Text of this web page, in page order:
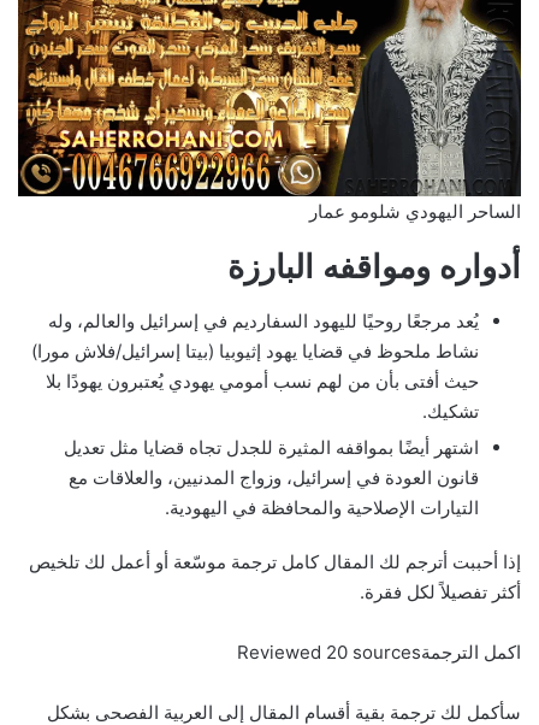
الساحر اليهودي شلومو عمار
أدواره ومواقفه البارزة
يُعد مرجعًا روحيًا لليهود السفارديم في إسرائيل والعالم، وله
نشاط ملحوظ في قضايا يهود إثيوبيا (بيتا إسرائيل/فلاش مورا)
حيث أفتى بأن من لهم نسب أمومي يهودي يُعتبرون يهودًا بلا
تشكيك.
اشتهر أيضًا بمواقفه المثيرة للجدل تجاه قضايا مثل تعديل
قانون العودة في إسرائيل، وزواج المدنيين، والعلاقات مع
التيارات الإصلاحية والمحافظة في اليهودية.
إذا أحببت أترجم لك المقال كامل ترجمة موسّعة أو أعمل لك تلخيص
أكثر تفصيلاً لكل فقرة.
اكمل الترجمةReviewed 20 sources
سأكمل لك ترجمة بقية أقسام المقال إلى العربية الفصحى بشكل